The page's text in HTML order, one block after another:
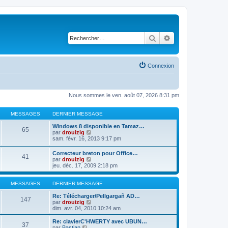
Rechercher
Connexion
Nous sommes le ven. août 07, 2026 8:31 pm
MESSAGES DERNIER MESSAGE
65
Windows 8 disponible en Tamaz…
par drouizig
o
u
l
t
e
r
l
d
e
r
n
i
sam. févr. 16, 2013 9:17 pm
41
Correcteur breton pour Office…
par drouizig
o
n
s
u
l
t
r
l
e
jeu. déc. 17, 2009 2:18 pm
MESSAGES DERNIER MESSAGE
147
Re: Télécharger/Pellgargañ AD…
par drouizig
o
n
s
dim. avr. 04, 2010 10:24 am
37
Re: clavierC'HWERTY avec UBUN…